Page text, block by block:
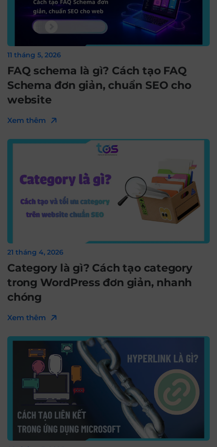
11 tháng 5, 2026
FAQ schema là gì? Cách tạo FAQ
Schema đơn giản, chuẩn SEO cho
website
Xem thêm
21 tháng 4, 2026
Category là gì? Cách tạo category
trong WordPress đơn giản, nhanh
chóng
Xem thêm